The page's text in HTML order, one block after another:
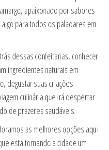
apaixonado por sabores
para todos os paladares em
dessas confeitarias, conhecer
ingredientes naturais em
degustar suas criações
culinária que irá despertar
de prazeres saudáveis.
as melhores opções aqui
está tornando a cidade um